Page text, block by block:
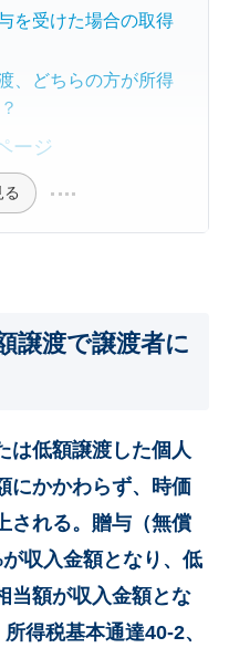
を受けた場合の取得
、どちらの方が所得
ージ
る
譲渡で譲渡者に
は低額譲渡した個人
にかかわらず、時価
される。贈与（無償
収入金額となり、低
当額が収入金額とな
得税基本通達40-2、